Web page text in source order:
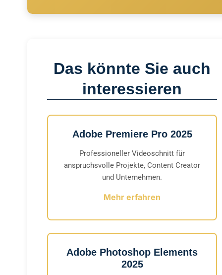
Das könnte Sie auch
interessieren
Adobe Premiere Pro 2025
Professioneller Videoschnitt für
anspruchsvolle Projekte, Content Creator
und Unternehmen.
Mehr erfahren
Adobe Photoshop Elements
2025